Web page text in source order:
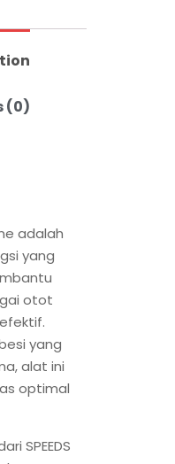
(0)
adalah
yang
otot
yang
alat ini
optimal
SPEEDS